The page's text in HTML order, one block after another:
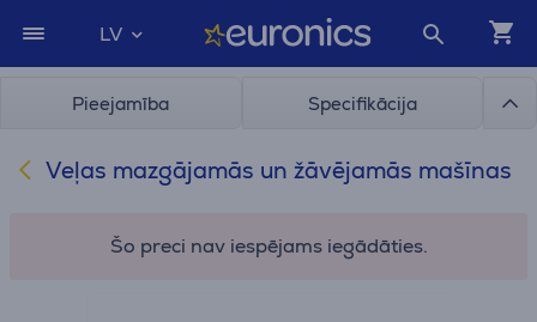
LV
Pieejamība Specifikācija
Veļas mazgājamās un žāvējamās mašīnas
Šo preci nav iespējams iegādāties.